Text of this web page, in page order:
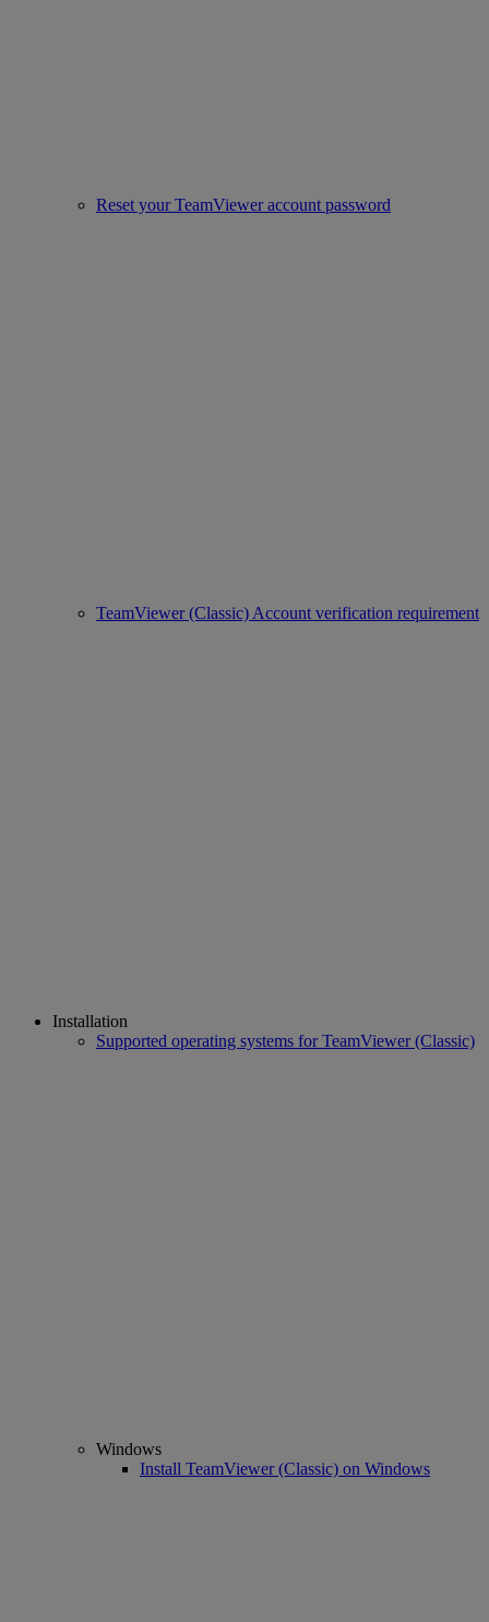
Reset your TeamViewer account password
TeamViewer (Classic) Account verification requirement
Installation
Supported operating systems for TeamViewer (Classic)
Windows
Install TeamViewer (Classic) on Windows